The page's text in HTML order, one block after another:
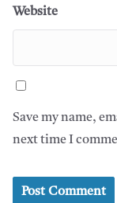
Website
Save my name,
next time I